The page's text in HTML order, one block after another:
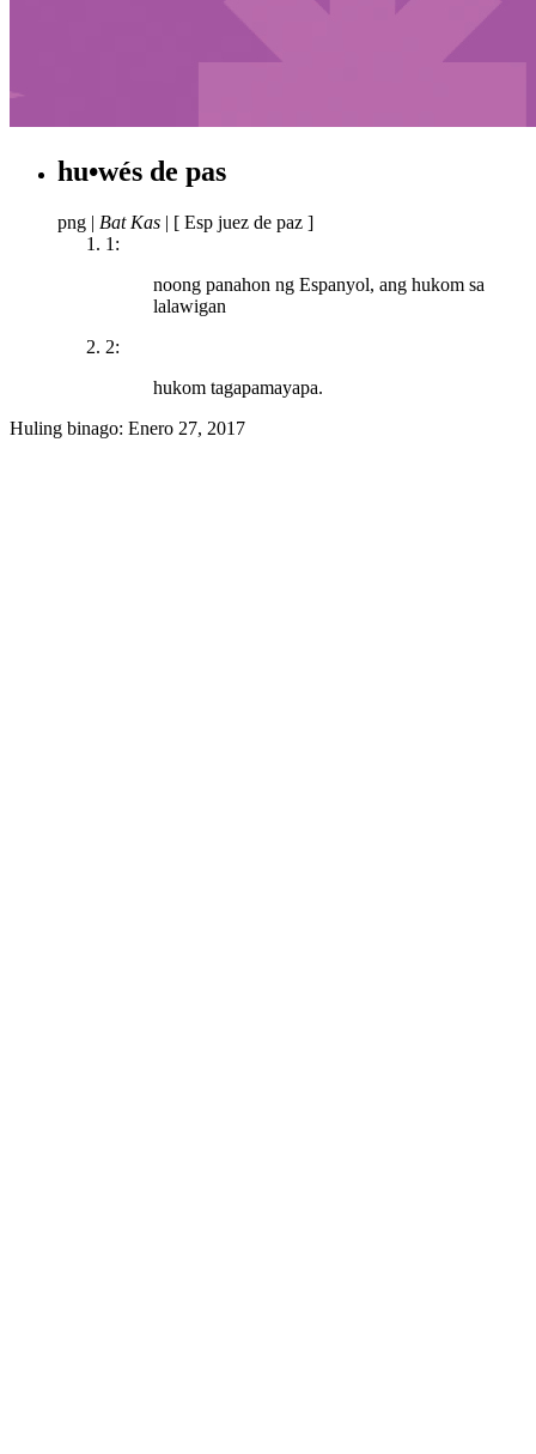
hu•wés de pas
png | Bat Kas | [ Esp juez de paz ]
1:
noong panahon ng Espanyol, ang hukom sa
lalawigan
2:
hukom tagapamayapa.
Huling binago: Enero 27, 2017